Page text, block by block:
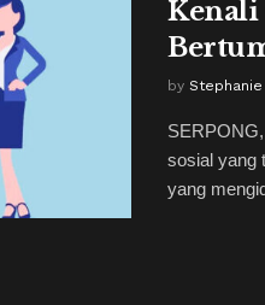
Kenali
by
sosial yang
yang